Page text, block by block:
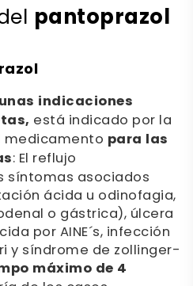
pantoprazol
indicaciones
está indicado por la
medicamento para las
: El reflujo
síntomas asociados
ácida u odinofagia,
o gástrica), úlcera
por AINE´s, infección
y síndrome de zollinger-
máximo de 4